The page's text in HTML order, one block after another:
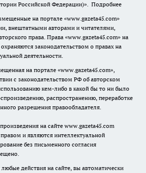
Российской Федерации)». Подробнее
на портале «www.gazeta45.com»
внештатными авторами и читателями,
права. Права «www.gazeta45.com» на
законодательством о правах на
деятельности.
на портале «www.gazeta45.com»,
с законодательством РФ об авторском
кем-либо в какой бы то ни было
распространению, переработке
разрешения правообладателя.
на сайте www.gazeta45.com
и являются интеллектуальной
без письменного согласия
действия на сайте, вы автоматически